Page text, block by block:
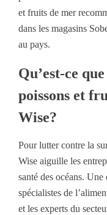
et fruits de mer
dans les magasins
au pays.
Qu’est-ce
poissons et
Wise?
Pour lutter contre la
Wise aiguille les
santé des océans.
spécialistes de
et les experts du